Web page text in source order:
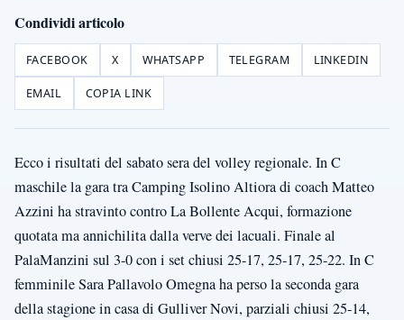
Condividi articolo
FACEBOOK X WHATSAPP TELEGRAM LINKEDIN
EMAIL COPIA LINK
Ecco i risultati del sabato sera del volley regionale. In C
maschile la gara tra Camping Isolino Altiora di coach Matteo
Azzini ha stravinto contro La Bollente Acqui, formazione
quotata ma annichilita dalla verve dei lacuali. Finale al
PalaManzini sul 3-0 con i set chiusi 25-17, 25-17, 25-22. In C
femminile Sara Pallavolo Omegna ha perso la seconda gara
della stagione in casa di Gulliver Novi, parziali chiusi 25-14,